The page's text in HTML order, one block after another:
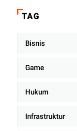
TAG
Bisnis
Game
Hukum
Infrastruktur